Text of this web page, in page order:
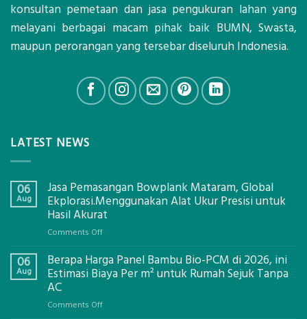
konsultan pemetaan dan jasa pengukuran lahan yang
melayani berbagai macam pihak baik BUMN, Swasta,
maupun perorangan yang tersebar diseluruh Indonesia.
LATEST NEWS
06
Aug
Jasa Pemasangan Bowplank Mataram, Global
Ekplorasi.Menggunakan Alat Ukur Presisi untuk
Hasil Akurat
Comments Offon
Pemasangan
Bowplank
06
Aug
Berapa Harga Panel Bambu Bio-PCM di 2026, ini
Estimasi Biaya Per m² untuk Rumah Sejuk Tanpa
AC
Comments Offon